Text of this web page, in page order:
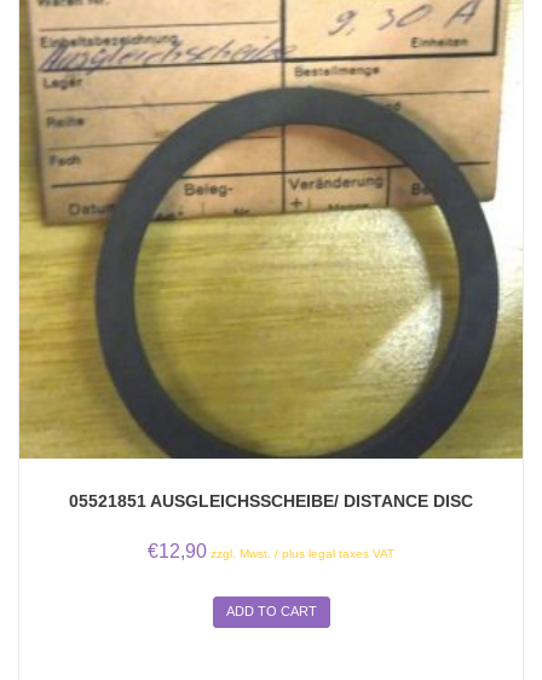
05521851 AUSGLEICHSSCHEIBE/ DISTANCE DISC
€12,90 zzgl. Mwst. / plus legal taxes VAT
ADD TO CART